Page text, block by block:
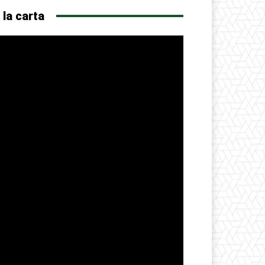
la carta